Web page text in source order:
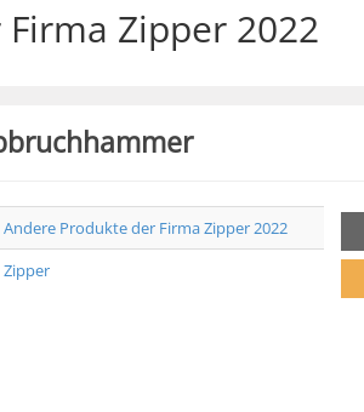
Zipper 2022
Andere Produkte der Firma Zipper 2022
Zipper